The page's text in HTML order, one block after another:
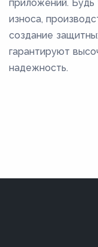
приложений.
износа,
создание
гарантируют
надежность.